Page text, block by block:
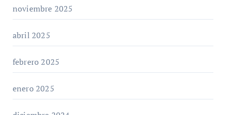
noviembre 2025
abril 2025
febrero 2025
enero 2025